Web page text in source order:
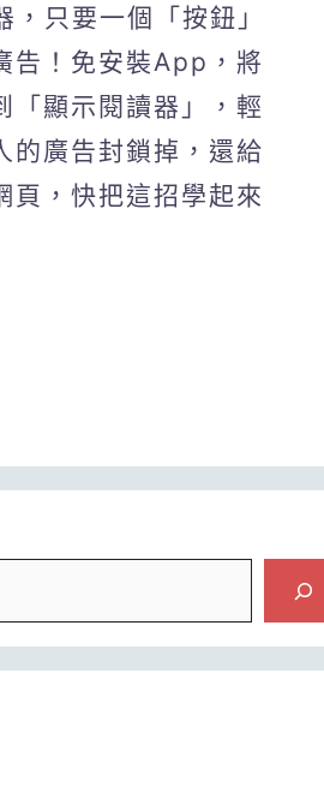
只要一個「按鈕」
告！免安裝App，將
「顯示閱讀器」，輕
的廣告封鎖掉，還給
頁，快把這招學起來